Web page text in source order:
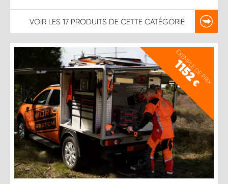
VOIR LES 17 PRODUITS DE CETTE CATÉGORIE
EXEMPLE DE PRIX
1152
€